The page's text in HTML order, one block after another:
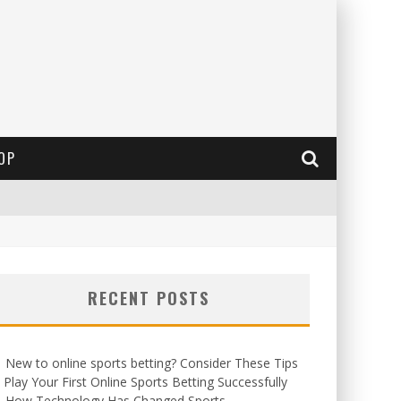
RECENT POSTS
New to online sports betting? Consider These Tips
Your First Online Sports Betting Successfully